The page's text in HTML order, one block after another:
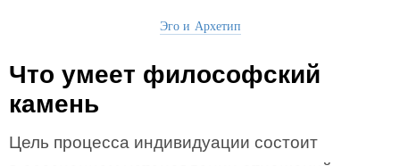
Эго и Архетип
Что умеет философский
камень
Цель процесса индивидуации состоит